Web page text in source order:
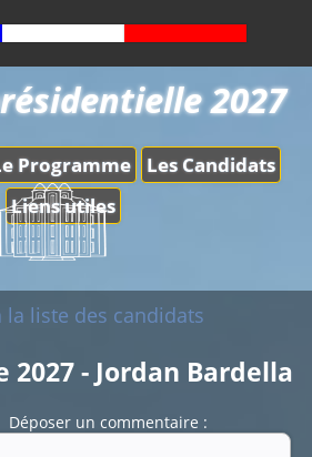
Programme
Les Candidats
Liens utiles
2027
la liste des candidats
2027 - Jordan Bardella
Déposer un commentaire :